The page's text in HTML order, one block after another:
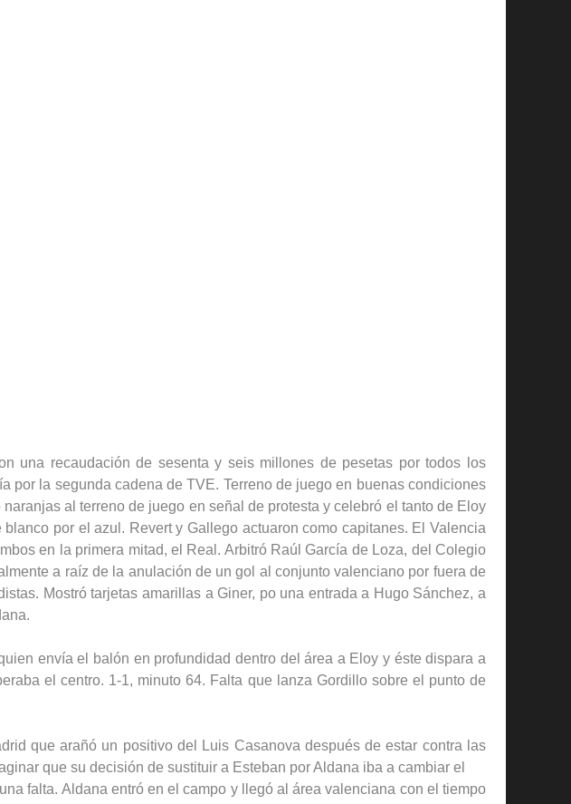
una recaudación de sesenta y seis millones de pesetas por todos los
por la segunda cadena de TVE. Terreno de juego en buenas condiciones
al terreno de juego en señal de protesta y celebró el tanto de Eloy
por el azul. Revert y Gallego actuaron como capitanes. El Valencia
en la primera mitad, el Real. Arbitró Raúl García de Loza, del Colegio
a raíz de la anulación de un gol al conjunto valenciano por fuera de
Mostró tarjetas amarillas a Giner, po una entrada a Hugo Sánchez, a
envía el balón en profundidad dentro del área a Eloy y éste dispara a
el centro. 1-1, minuto 64. Falta que lanza Gordillo sobre el punto de
que arañó un positivo del Luis Casanova después de estar contra las
que su decisión de sustituir a Esteban por Aldana iba a cambiar el
falta. Aldana entró en el campo y llegó al área valenciana con el tiempo